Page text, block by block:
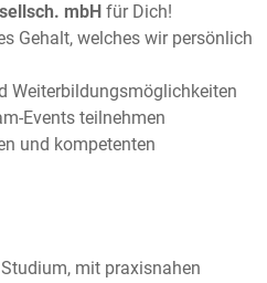
mbH für Dich!
Gehalt, welches wir persönlich
Weiterbildungsmöglichkeiten
Events teilnehmen
und kompetenten
mit praxisnahen